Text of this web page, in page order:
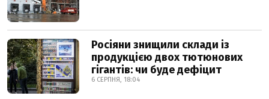
Росіяни знищили склади із
продукцією двох тютюнових
гігантів: чи буде дефіцит
6 СЕРПНЯ, 18:04